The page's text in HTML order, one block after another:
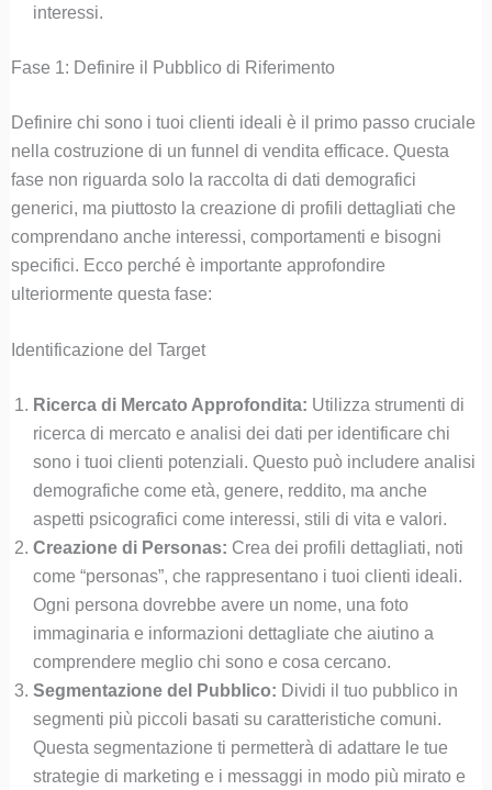
interessi.
Fase 1: Definire il Pubblico di Riferimento
Definire chi sono i tuoi clienti ideali è il primo passo cruciale
nella costruzione di un funnel di vendita efficace. Questa
fase non riguarda solo la raccolta di dati demografici
generici, ma piuttosto la creazione di profili dettagliati che
comprendano anche interessi, comportamenti e bisogni
specifici. Ecco perché è importante approfondire
ulteriormente questa fase:
Identificazione del Target
Ricerca di Mercato Approfondita: Utilizza strumenti di
ricerca di mercato e analisi dei dati per identificare chi
sono i tuoi clienti potenziali. Questo può includere analisi
demografiche come età, genere, reddito, ma anche
aspetti psicografici come interessi, stili di vita e valori.
Creazione di Personas: Crea dei profili dettagliati, noti
come “personas”, che rappresentano i tuoi clienti ideali.
Ogni persona dovrebbe avere un nome, una foto
immaginaria e informazioni dettagliate che aiutino a
comprendere meglio chi sono e cosa cercano.
Segmentazione del Pubblico: Dividi il tuo pubblico in
segmenti più piccoli basati su caratteristiche comuni.
Questa segmentazione ti permetterà di adattare le tue
strategie di marketing e i messaggi in modo più mirato e